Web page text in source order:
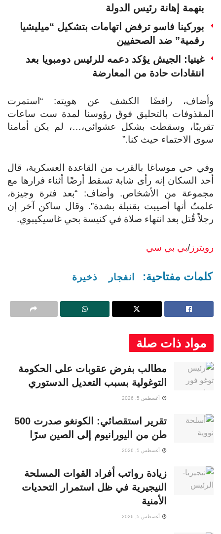
بتهمة إهانة رئيس الدولة
بوركينا فاسو ترفض اتهامات بتشكيل “ميليشيا
رقمية” ضد الصحفيين
غينيا: الجيش يؤكد دعمه للرئيس دومبويا بعد
انتقادات حادة من المعارضة
وأضاف، رافضًا الكشف عن هويته: “استمرت
المقذوفات بالتحليق فوق رؤوسنا لمدة ست ساعات
تقريبًا، وسقطت بشكل عشوائي،…، لم يكن أمامنا
سوى الاحتماء حيث كنا.”
وفي حي موساغا بالقرب من القاعدة العسكرية، قال
أحد السكان إنه رأى شابة تسقط أرضًا أثناء فرارها مع
مجموعة من الأشخاص. وأضاف: “بعد فترة وجيزة،
علمتُ أنها أصيبت بقنبلة بشدة”. وقال ساكن آخر إن
رجلاً قُتل بعد انتهاء صلاة في كنيسة بحي غاسيكيبوي.
رويترز/بي بي سي
كلمات مفتاحية: انفجار ذخيرة
مواد ذات صلة
مطالب بفرض عقوبات على الحكومة
التوغولية بسبب التعديل الدستوري
أغسطس 5, 2026
تقرير استقصائي: الكونغو صدرت 500
طن من اليورانيوم إلى الصين سرًا
أغسطس 5, 2026
زيادة رواتب أفراد القوات المسلحة
النيجيرية في ظل استمرار التحديات
الأمنية
أغسطس 5, 2026